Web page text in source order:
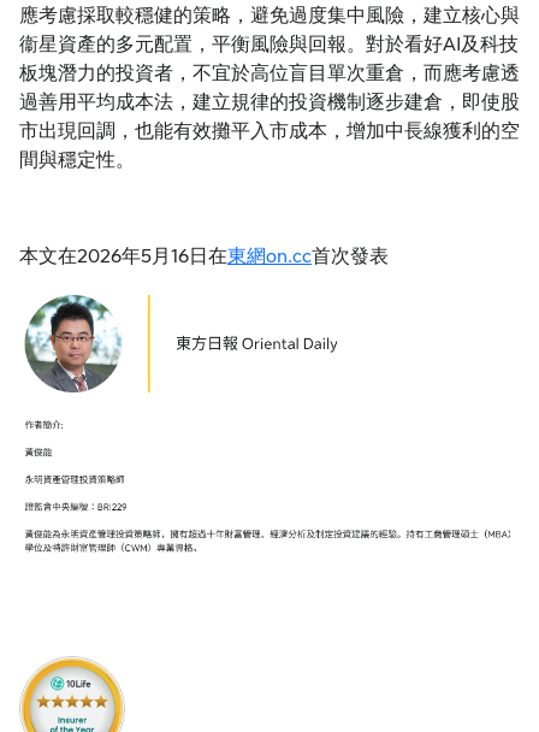
應考慮採取較穩健的策略，避免過度集中風險，建立核心與
衞星資產的多元配置，平衡風險與回報。對於看好AI及科技
板塊潛力的投資者，不宜於高位盲目單次重倉，而應考慮透
過善用平均成本法，建立規律的投資機制逐步建倉，即使股
市出現回調，也能有效攤平入市成本，增加中長線獲利的空
間與穩定性。
本文在2026年5月16日在東網on.cc首次發表